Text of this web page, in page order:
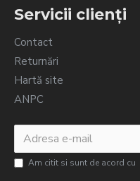
Servicii clienți
Contact
Returnări
Hartă site
ANPC
Am citit si sunt de acord cu